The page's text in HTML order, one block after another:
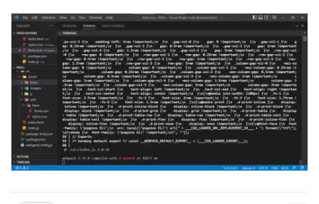
@ font-face
font-family: "poppins EL";
src: local("poppins EL")
url "../../fonts/Poppins-ExtraLight.ttf")
format("ttf");
}
$font-family-base: "poppins EL";
حيث انه لديك خطأ في المسار.